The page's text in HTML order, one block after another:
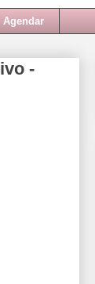
Agendar
-